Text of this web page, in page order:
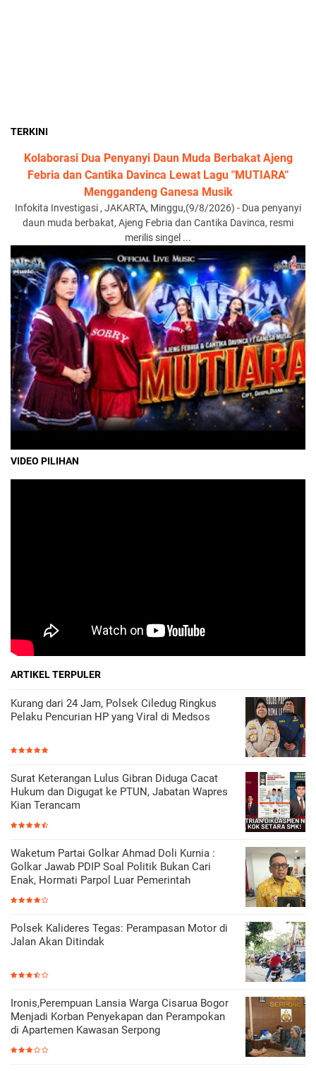
TERKINI
Kolaborasi Dua Penyanyi Daun Muda Berbakat Ajeng
Febria dan Cantika Davinca Lewat Lagu "MUTIARA"
Menggandeng Ganesa Musik
Infokita Investigasi , JAKARTA, Minggu,(9/8/2026) - Dua penyanyi
daun muda berbakat, Ajeng Febria dan Cantika Davinca, resmi
merilis singel ...
VIDEO PILIHAN
ARTIKEL TERPULER
Kurang dari 24 Jam, Polsek Ciledug Ringkus
Pelaku Pencurian HP yang Viral di Medsos
Surat Keterangan Lulus Gibran Diduga Cacat
Hukum dan Digugat ke PTUN, Jabatan Wapres
Kian Terancam
Waketum Partai Golkar Ahmad Doli Kurnia :
Golkar Jawab PDIP Soal Politik Bukan Cari
Enak, Hormati Parpol Luar Pemerintah
Polsek Kalideres Tegas: Perampasan Motor di
Jalan Akan Ditindak
Ironis,Perempuan Lansia Warga Cisarua Bogor
Menjadi Korban Penyekapan dan Perampokan
di Apartemen Kawasan Serpong